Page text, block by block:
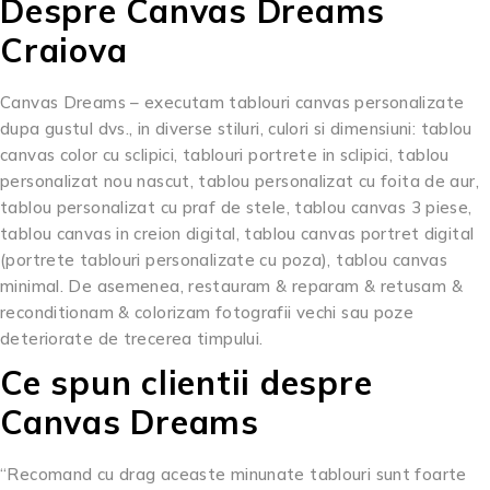
Despre Canvas Dreams
Craiova
Canvas Dreams – executam tablouri canvas personalizate
dupa gustul dvs., in diverse stiluri, culori si dimensiuni: tablou
canvas color cu sclipici, tablouri portrete in sclipici, tablou
personalizat nou nascut, tablou personalizat cu foita de aur,
tablou personalizat cu praf de stele, tablou canvas 3 piese,
tablou canvas in creion digital, tablou canvas portret digital
(portrete tablouri personalizate cu poza), tablou canvas
minimal. De asemenea, restauram & reparam & retusam &
reconditionam & colorizam fotografii vechi sau poze
deteriorate de trecerea timpului.
Ce spun clientii despre
Canvas Dreams
“Recomand cu drag aceaste minunate tablouri sunt foarte